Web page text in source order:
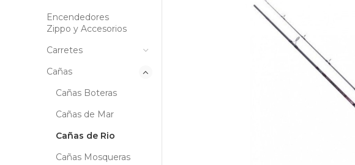
Encendedores
Zippo y Accesorios
Carretes
Cañas
Cañas Boteras
Cañas de Mar
Cañas de Rio
Cañas Mosqueras